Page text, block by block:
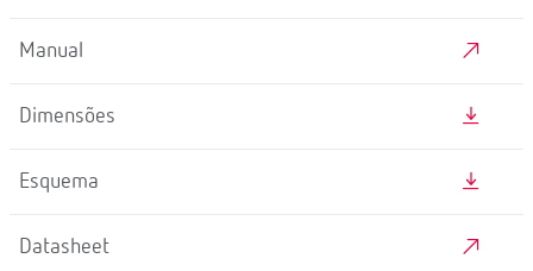
Manual
Dimensões
Esquema
Datasheet